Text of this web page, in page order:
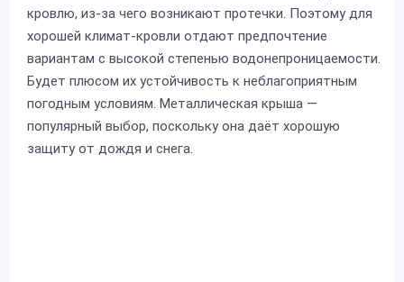
кровлю, из-за чего возникают протечки. Поэтому для
хорошей климат-кровли отдают предпочтение
вариантам с высокой степенью водонепроницаемости.
Будет плюсом их устойчивость к неблагоприятным
погодным условиям. Металлическая крыша —
популярный выбор, поскольку она даёт хорошую
защиту от дождя и снега.